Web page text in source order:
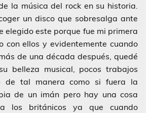
la música del rock en su historia.
un disco que sobresalga ante
elegido este porque fue mi primera
con ellos y evidentemente cuando
de una década después, quedé
belleza musical, pocos trabajos
de tal manera como si fuera la
de un imán pero hay una cosa
los británicos ya que cuando